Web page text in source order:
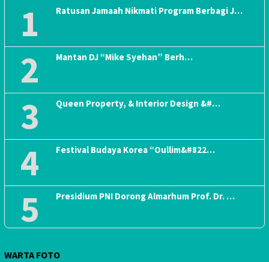
1 Ratusan Jamaah Nikmati Program Berbagi J…
2 Mantan DJ “Mike Syehan” Berh…
3 Queen Property, & Interior Design &#…
4 Festival Budaya Korea “Oullim&#822…
5 Presidium PNI Dorong Almarhum Prof. Dr. …
WARTA FOTO